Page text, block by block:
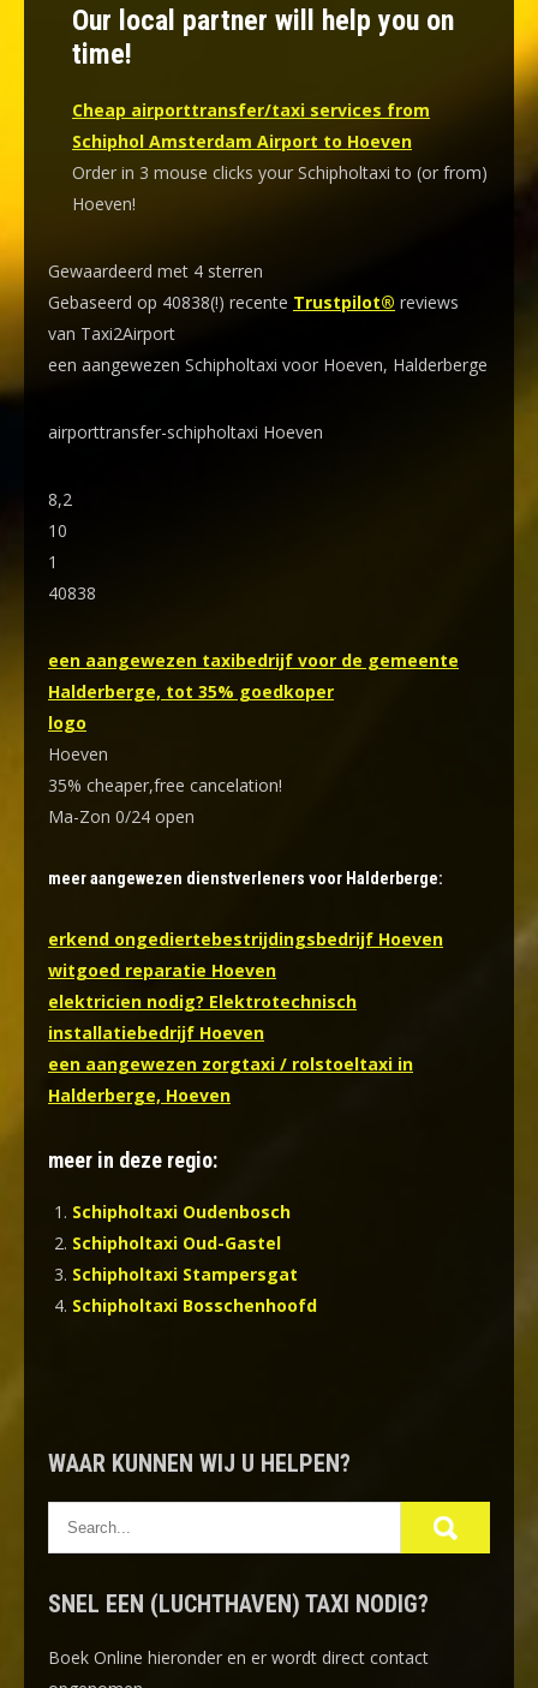
Our local partner will help you on
time!
Cheap airporttransfer/taxi services from
Schiphol Amsterdam Airport to Hoeven
Order in 3 mouse clicks your Schipholtaxi to (or from)
Hoeven!
Gewaardeerd met 4 sterren
Gebaseerd op 40838(!) recente Trustpilot® reviews
van Taxi2Airport
een aangewezen Schipholtaxi voor Hoeven, Halderberge
airporttransfer-schipholtaxi Hoeven
8,2
10
1
40838
een aangewezen taxibedrijf voor de gemeente
Halderberge, tot 35% goedkoper
logo
Hoeven
35% cheaper,free cancelation!
Ma-Zon 0/24 open
meer aangewezen dienstverleners voor Halderberge:
erkend ongediertebestrijdingsbedrijf Hoeven
witgoed reparatie Hoeven
elektricien nodig? Elektrotechnisch
installatiebedrijf Hoeven
een aangewezen zorgtaxi / rolstoeltaxi in
Halderberge, Hoeven
meer in deze regio:
Schipholtaxi Oudenbosch
Schipholtaxi Oud-Gastel
Schipholtaxi Stampersgat
Schipholtaxi Bosschenhoofd
WAAR KUNNEN WIJ U HELPEN?
SNEL EEN (LUCHTHAVEN) TAXI NODIG?
Boek Online hieronder en er wordt direct contact